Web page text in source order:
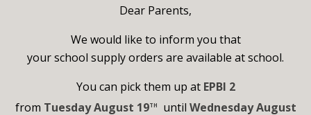
Dear Parents,
We would like to inform you that
your school supply orders are available at school.
You can pick them up at EPBI 2
from Tuesday August 19th until Wednesday August